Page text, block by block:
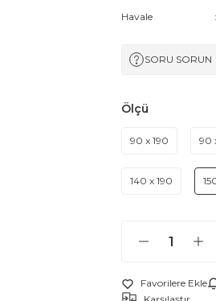
Havale
SORU SORUN
Ölçü
90 x 190 90
140 x 190